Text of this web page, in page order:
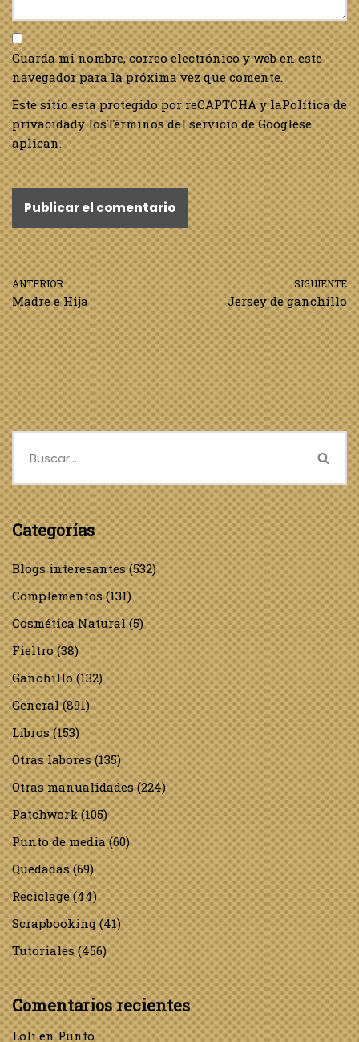
Guarda mi nombre, correo electrónico y web en este
navegador para la próxima vez que comente.
Este sitio esta protegido por reCAPTCHA y laPolítica de
privacidady losTérminos del servicio de Googlese
aplican.
ANTERIOR
Madre e Hija
SIGUIENTE
Jersey de ganchillo
Categorías
Blogs interesantes(532)
Complementos(131)
Cosmética Natural(5)
Fieltro(38)
Ganchillo(132)
General(891)
Libros(153)
Otras labores(135)
Otras manualidades(224)
Patchwork(105)
Punto de media(60)
Quedadas(69)
Reciclage(44)
Scrapbooking(41)
Tutoriales(456)
Comentarios recientes
LolienPunto…